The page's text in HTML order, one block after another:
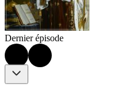
Dernier épisode